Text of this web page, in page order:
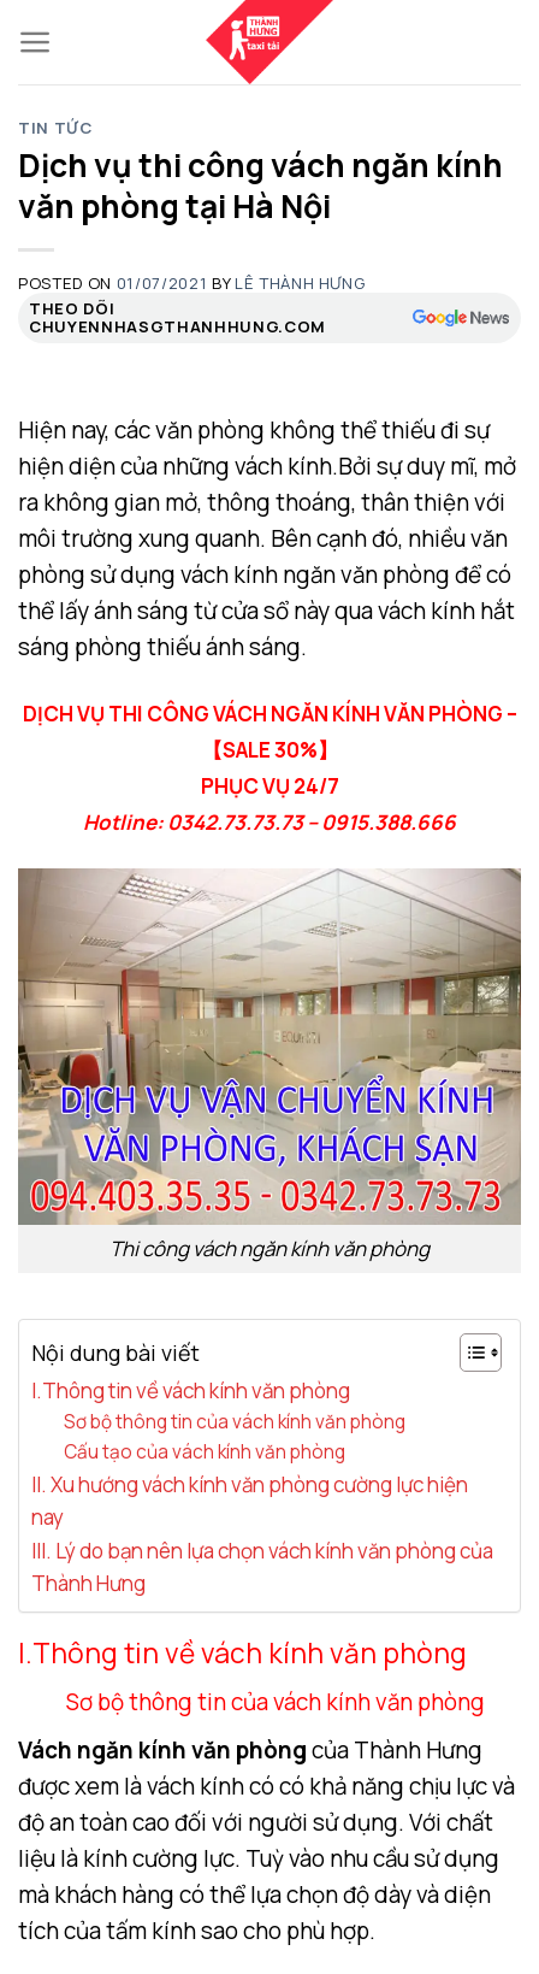
to
content
TIN TỨC
Dịch vụ thi công vách ngăn kính
văn phòng tại Hà Nội
POSTED ON 01/07/2021 BY LÊ THÀNH HƯNG
THEO DÕI
CHUYENNHASGTHANHHUNG.COM
Hiện nay, các văn phòng không thể thiếu đi sự
hiện diện của những vách kính.Bởi sự duy mĩ, mở
ra không gian mở, thông thoáng, thân thiện với
môi trường xung quanh. Bên cạnh đó, nhiều văn
phòng sử dụng vách kính ngăn văn phòng để có
thể lấy ánh sáng từ cửa sổ này qua vách kính hắt
sáng phòng thiếu ánh sáng.
DỊCH VỤ THI CÔNG VÁCH NGĂN KÍNH VĂN PHÒNG –
【SALE 30%】
PHỤC VỤ 24/7
Hotline: 0342.73.73.73 – 0915.388.666
Thi công vách ngăn kính văn phòng
Nội dung bài viết
I.Thông tin về vách kính văn phòng
Sơ bộ thông tin của vách kính văn phòng
Cấu tạo của vách kính văn phòng
II. Xu hướng vách kính văn phòng cường lực hiện
nay
III. Lý do bạn nên lựa chọn vách kính văn phòng của
Thành Hưng
I.Thông tin về vách kính văn phòng
Sơ bộ thông tin của vách kính văn phòng
Vách ngăn kính văn phòngcủa Thành Hưng
được xem là vách kính có có khả năng chịu lực và
độ an toàn cao đối với người sử dụng. Với chất
liệu là kính cường lực. Tuỳ vào nhu cầu sử dụng
mà khách hàng có thể lựa chọn độ dày và diện
tích của tấm kính sao cho phù hợp.